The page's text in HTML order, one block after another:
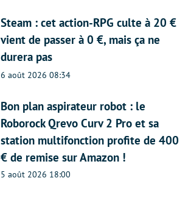
Steam : cet action-RPG culte à 20 €
vient de passer à 0 €, mais ça ne
durera pas
6 août 2026 08:34
Bon plan aspirateur robot : le
Roborock Qrevo Curv 2 Pro et sa
station multifonction profite de 400
€ de remise sur Amazon !
5 août 2026 18:00